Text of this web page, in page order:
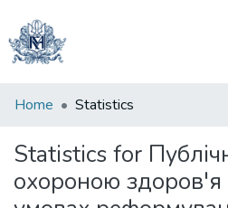
Communities
Collections
All of DSpace
Home Statistics
Statistics for
охороною здоров'я